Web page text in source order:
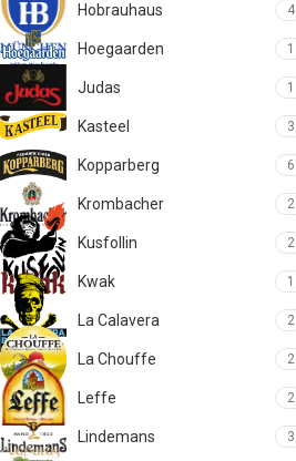
Hobrauhaus 4
Hoegaarden 1
Judas 1
Kasteel 3
Kopparberg 6
Krombacher 2
Kusfollin 2
Kwak 1
La Calavera 2
La Chouffe 2
Leffe 2
Lindemans 3